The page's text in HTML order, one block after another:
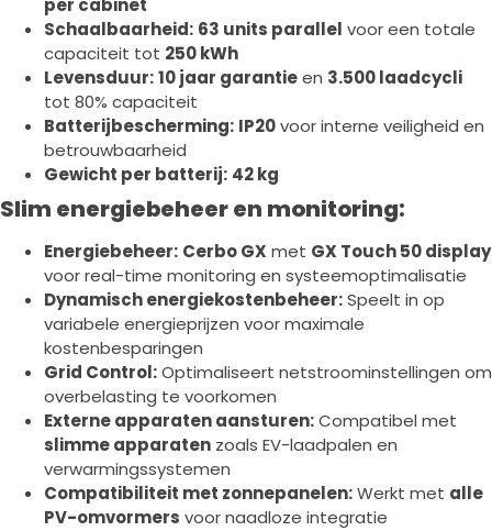
per cabinet
Schaalbaarheid: 63 units parallel voor een totale
capaciteit tot 250 kWh
Levensduur:10 jaar garantieen 3.500 laadcycli
tot 80% capaciteit
Batterijbescherming: IP20voor interne veiligheid en
betrouwbaarheid
Gewicht per batterij: 42 kg
Slim energiebeheer en monitoring:
Energiebeheer: Cerbo GX met GX Touch 50 display
voor real-time monitoring en systeemoptimalisatie
Dynamisch energiekostenbeheer:Speelt in op
variabele energieprijzen voor maximale
kostenbesparingen
Grid Control:Optimaliseert netstroominstellingen om
overbelasting te voorkomen
Externe apparaten aansturen:Compatibel met
slimme apparaten zoals EV-laadpalen en
verwarmingssystemen
Compatibiliteit met zonnepanelen:Werkt met alle
PV-omvormers voor naadloze integratie